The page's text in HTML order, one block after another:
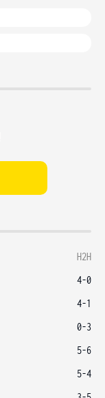
H2H
4-0
4-1
0-3
5-6
5-4